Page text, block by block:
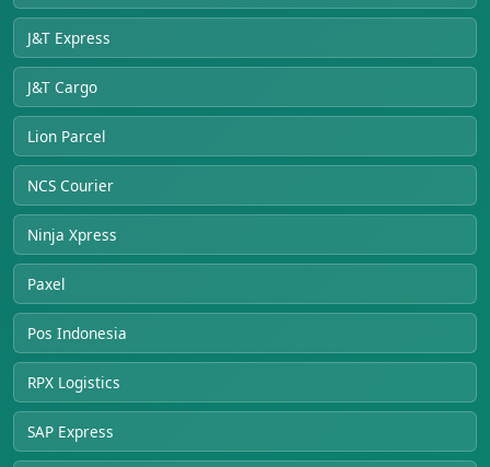
J&T Express
J&T Cargo
Lion Parcel
NCS Courier
Ninja Xpress
Paxel
Pos Indonesia
RPX Logistics
SAP Express